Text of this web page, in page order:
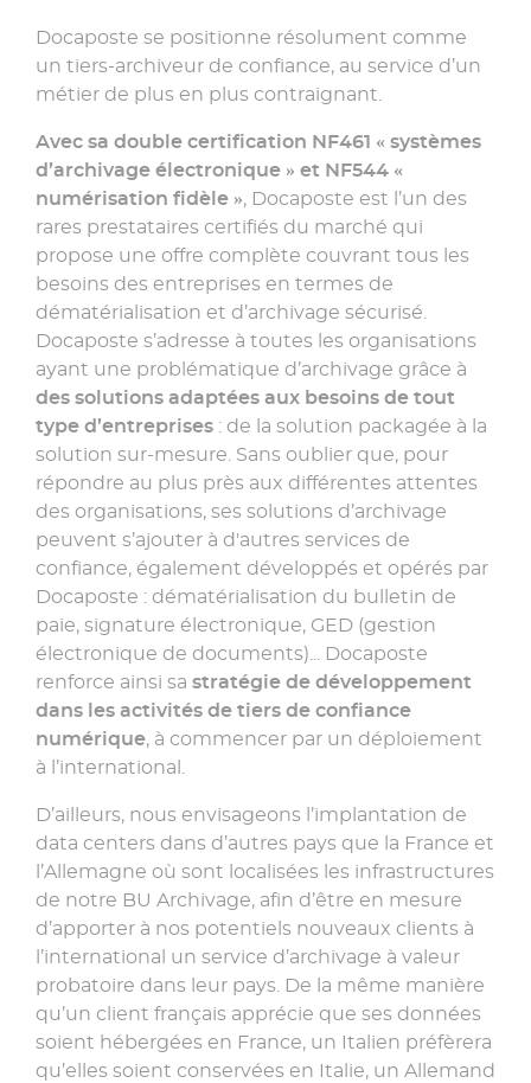
Docaposte se positionne résolument comme
un tiers-archiveur de confiance, au service d’un
métier de plus en plus contraignant.
Avec sa double certification NF461 « systèmes
d’archivage électronique » et NF544 «
numérisation fidèle », Docaposte est l’un des
rares prestataires certifiés du marché qui
propose une offre complète couvrant tous les
besoins des entreprises en termes de
dématérialisation et d’archivage sécurisé.
Docaposte s’adresse à toutes les organisations
ayant une problématique d’archivage grâce à
des solutions adaptées aux besoins de tout
type d’entreprises : de la solution packagée à la
solution sur-mesure. Sans oublier que, pour
répondre au plus près aux différentes attentes
des organisations, ses solutions d’archivage
peuvent s’ajouter à d'autres services de
confiance, également développés et opérés par
Docaposte : dématérialisation du bulletin de
paie, signature électronique, GED (gestion
électronique de documents)... Docaposte
renforce ainsi sa stratégie de développement
dans les activités de tiers de confiance
numérique, à commencer par un déploiement
à l’international.
D’ailleurs, nous envisageons l’implantation de
data centers dans d’autres pays que la France et
l’Allemagne où sont localisées les infrastructures
de notre BU Archivage, afin d’être en mesure
d’apporter à nos potentiels nouveaux clients à
l’international un service d’archivage à valeur
probatoire dans leur pays. De la même manière
qu’un client français apprécie que ses données
soient hébergées en France, un Italien préfèrera
qu’elles soient conservées en Italie, un Allemand